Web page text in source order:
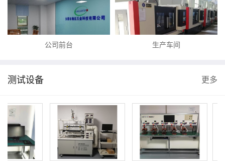
公司前台 生产车间
测试设备 更多